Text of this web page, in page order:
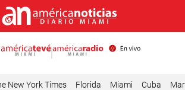
New York Times Florida Miami Cuba